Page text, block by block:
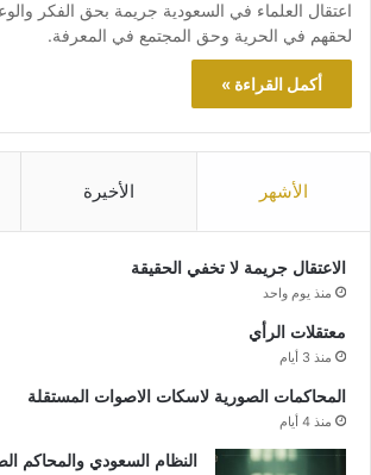
اعتقال العلماء في السعودية جريمة بحق الفكر
لحقهم في الحرية وحق المجتمع في المعرفة.
أكمل القراءة »
الأشهر الأخيرة
الاعتقال جريمة لا تخفي الحقيقة
منذ يوم واحد
معتقلات الرأي
منذ 3 أيام
المحاكمات الصورية لاسكات الاصوات المستقلة
منذ 4 أيام
النظام السعودي والمحاكم